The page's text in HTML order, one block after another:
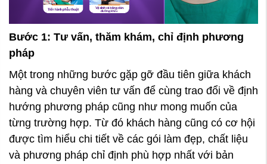
Bước 1: Tư vấn, thăm khám, chỉ định phương
pháp
Một trong những bước gặp gỡ đầu tiên giữa khách
hàng và chuyên viên tư vấn để cùng trao đổi về định
hướng phương pháp cũng như mong muốn của
từng trường hợp. Từ đó khách hàng cũng có cơ hội
được tìm hiểu chi tiết về các gói làm đẹp, chất liệu
và phương pháp chỉ định phù hợp nhất với bản